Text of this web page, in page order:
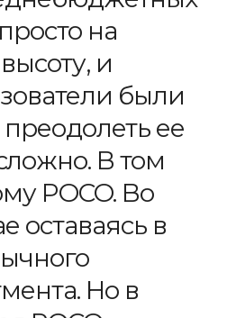
на
и
были
ее
В том
POCO. Во
оставаясь в
Но в